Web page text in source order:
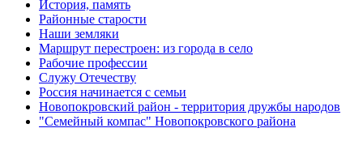
История, память
Районные старости
Наши земляки
Маршрут перестроен: из города в село
Рабочие профессии
Служу Отечеству
Россия начинается с семьи
Новопокровский район - территория дружбы народов
"Семейный компас" Новопокровского района